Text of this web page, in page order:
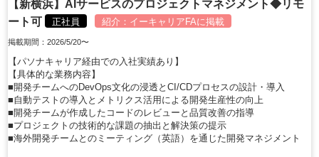
【新横浜】AIサービスのプロジェクトマネジメント◆リモ
ート可
正社員 紹介： イーキャリアFAに掲載
掲載期間：2026/5/20〜
【パソナキャリア経由での入社実績あり】
【具体的な業務内容】
■開発チームへのDevOps文化の浸透とCI/CDプロセスの設計・導入
■自動テストの導入とメトリクス活用による開発生産性の向上
■開発チームが作成したコードのレビューと品質改善の指導
■プロジェクトの技術的な課題の抽出と解決策の提示
■海外開発チームとのミーティング（英語）を通じた開発マネジメント